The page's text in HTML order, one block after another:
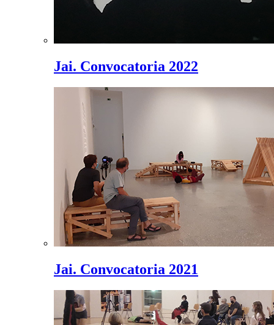
Jai. Convocatoria 2022
Jai. Convocatoria 2021